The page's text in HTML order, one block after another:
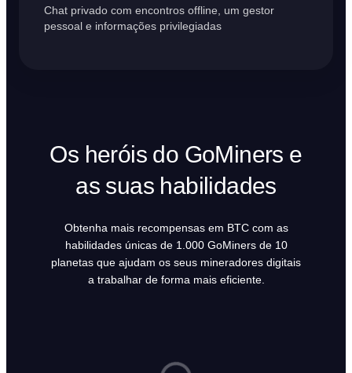
Chat privado com encontros offline, um gestor
pessoal e informações privilegiadas
Os heróis do GoMiners e
as suas habilidades
Obtenha mais recompensas em BTC com as
habilidades únicas de 1.000 GoMiners de 10
planetas que ajudam os seus mineradores digitais
a trabalhar de forma mais eficiente.